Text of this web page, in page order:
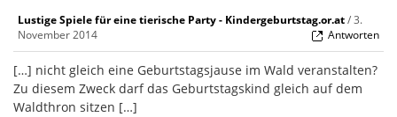
Lustige Spiele für eine tierische Party - Kindergeburtstag.or.at/3.
November 2014
Antworten
[…] nicht gleich eine Geburtstagsjause im Wald veranstalten?
Zu diesem Zweck darf das Geburtstagskind gleich auf dem
Waldthron sitzen […]